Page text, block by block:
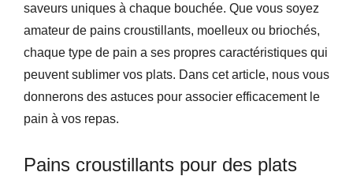
saveurs uniques à chaque bouchée. Que vous soyez
amateur de pains croustillants, moelleux ou briochés,
chaque type de pain a ses propres caractéristiques qui
peuvent sublimer vos plats. Dans cet article, nous vous
donnerons des astuces pour associer efficacement le
pain à vos repas.
Pains croustillants pour des plats